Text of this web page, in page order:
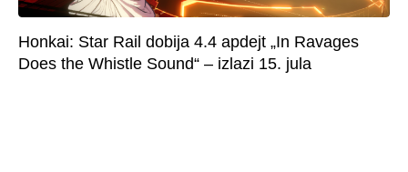
Honkai: Star Rail dobija 4.4 apdejt „In Ravages
Does the Whistle Sound“ – izlazi 15. jula